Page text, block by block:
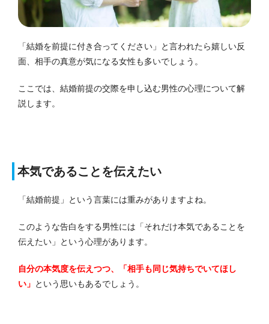
「結婚を前提に付き合ってください」と言われたら嬉しい反
面、相手の真意が気になる女性も多いでしょう。
ここでは、結婚前提の交際を申し込む男性の心理について解
説します。
本気であることを伝えたい
「結婚前提」という言葉には重みがありますよね。
このような告白をする男性には「それだけ本気であることを
伝えたい」という心理があります。
自分の本気度を伝えつつ、「相手も同じ気持ちでいてほし
い」 という思いもあるでしょう。